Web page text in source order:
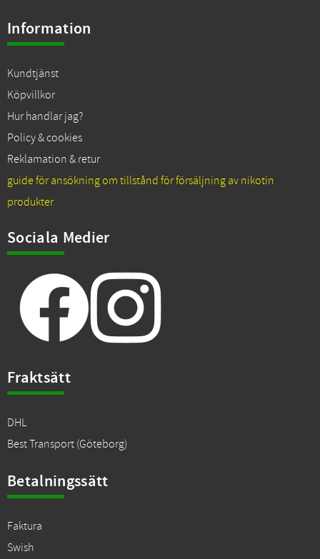
Information
Kundtjänst
Köpvillkor
Hur handlar jag?
Policy & cookies
Reklamation & retur
guide för ansökning om tillstånd för försäljning av nikotin
produkter
Sociala Medier
Fraktsätt
DHL
Best Transport (Göteborg)
Betalningssätt
Faktura
Swish